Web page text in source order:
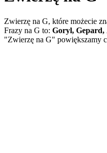
Zwierzę na G, które możecie
Frazy na G to: Goryl, Gepard,
"Zwierzę na G" powiększamy